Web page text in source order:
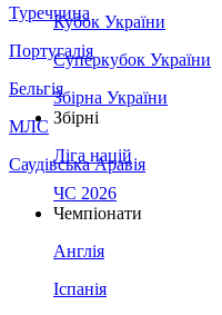
Туреччина
Португалія
Бельгія
МЛС
Саудівська Аравія
Кубок України
Суперкубок України
Збірна України
Збірні
Ліга націй
ЧС 2026
Чемпіонати
Англія
Іспанія